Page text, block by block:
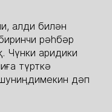
алди билән
рәһбәр
Чүнки аридики
түрткә
дәп